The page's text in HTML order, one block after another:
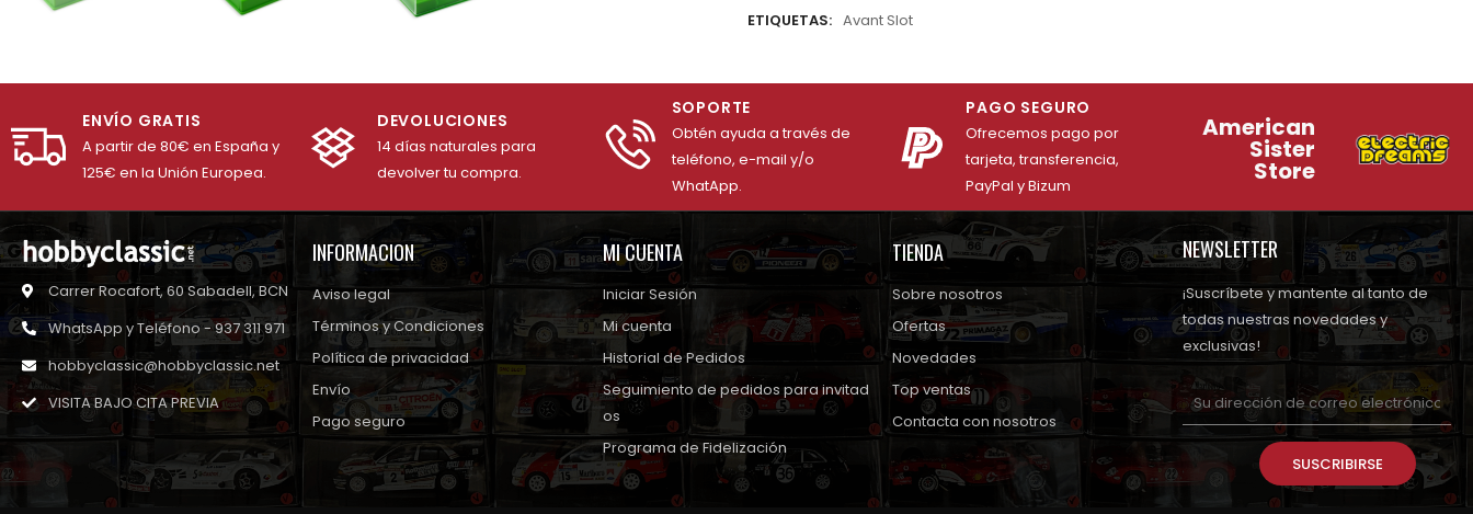
ETIQUETAS: Avant Slot
ENVÍO GRATIS
A partir de 80€ en España y
125€ en la Unión Europea.
DEVOLUCIONES
14 días naturales para
devolver tu compra.
SOPORTE
Obtén ayuda a través de
teléfono, e-mail y/o
WhatApp.
PAGO SEGURO
Ofrecemos pago por
tarjeta, transferencia,
PayPal y Bizum
American
Sister
Store
Carrer Rocafort, 60 Sabadell, BCN
WhatsApp y Teléfono - 937 311 971
hobbyclassic@hobbyclassic.net
VISITA BAJO CITA PREVIA
INFORMACION
Aviso legal
Términos y Condiciones
Política de privacidad
Envío
Pago seguro
MI CUENTA
Iniciar Sesión
Mi cuenta
Historial de Pedidos
Seguimiento de pedidos para invitad
os
Programa de Fidelización
TIENDA
Sobre nosotros
Ofertas
Novedades
Top ventas
Contacta con nosotros
NEWSLETTER
¡Suscríbete y mantente al tanto de
todas nuestras novedades y
exclusivas!
SUSCRIBIRSE